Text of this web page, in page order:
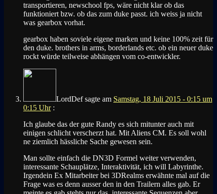
transportieren, newschool fps, wäre nicht klar ob das
funktioniert bzw. ob das zum duke passt. ich weiss ja nicht
was gearbox vorhat.
gearbox haben soviele eigene marken und keine 100% zeit für
den duke. brothers in arms, borderlands etc. ob ein neuer duke
rockt würde teilweise abhängen vom co-entwickler.
LordDefsagte am Samstag, 18 Juli 2015 - 0:15 um
0:15 Uhr :
Ich glaube das der gute Randy es sich mitunter auch mit
einigen schlicht verscherzt hat. Mit Aliens CM. Es soll wohl
ne ziemlich hässliche Sache gewesen sein.
Man sollte einfach die DN3D Formel weiter verwenden,
interessante Schauplätze, Interaktivität, ich will Labyrinthe.
Irgendein Ex Mitarbeiter bei 3DRealms erwähnte mal auf die
Frage was es denn ausser den in den Trailern alles gab. Er